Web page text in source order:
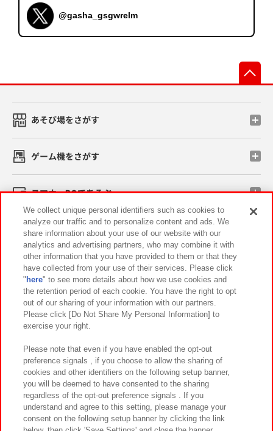
@gasha_gsgwrelm
あそび場をさがす
ゲーム機をさがす
スマホ・PCであそぶ
イベント・キャンペーン
関連会社 サステナビリティ サイトポリシー
プライバシーポリシー ウェブアクセシビリティ方針と検証結果
お取引先さまとともに
カスタマーハラスメント対応方針 よくあるご質問・お問い合わせ
We collect unique personal identifiers such as cookies to
analyze our traffic and to personalize content and ads. We
share information about your use of our website with our
analytics and advertising partners, who may combine it with
other information that you have provided to them or that they
have collected from your use of their services. Please click
" here" to see more details about how we use cookies and
the retention period of each cookie. You have the right to opt
out of our sharing of your information with our partners.
Please click [Do Not Share My Personal Information] to
exercise your right.
Please note that even if you have enabled the opt-out
preference signals , if you choose to allow the sharing of
cookies and other identifiers on the following setup banner,
you will be deemed to have consented to the sharing
regardless of the opt-out preference signals . If you
understand and agree to this setting, please manage your
consent on the following setup banner by clicking the link